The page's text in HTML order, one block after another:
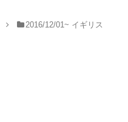
2016/12/01~ イギリス